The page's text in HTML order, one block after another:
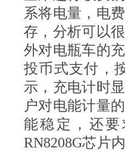
系将电量，电
存，分析可以
外对电瓶车的
投币式支付，
示，充电计时
户对电能计量
能稳定，还
RN8208G芯片